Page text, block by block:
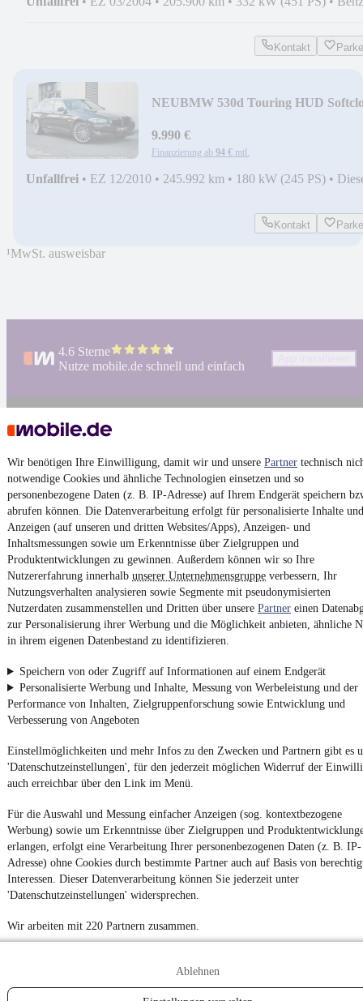
Wir benötigen Ihre Einwilligung, damit wir und unsere Partner technisch
notwendige Cookies und ähnliche Technologien einsetzen und so
personenbezogene Daten (z. B. IP-Adresse) auf Ihrem Endgerät speichern
abrufen können. Die Datenverarbeitung erfolgt für personalisierte Inhalte und
Anzeigen (auf unseren und dritten Websites/Apps), Anzeigen- und
Inhaltsmessungen sowie um Erkenntnisse über Zielgruppen und
Produktentwicklungen zu gewinnen. Außerdem können wir so Ihre
Nutzererfahrung innerhalb unserer Unternehmensgruppe verbessern, Ihr
Nutzungsverhalten analysieren sowie Segmente mit pseudonymisierten
Nutzerdaten zusammenstellen und Dritten über unsere Partner einen
zur Personalisierung ihrer Werbung und die Möglichkeit anbieten, ähnliche
in ihrem eigenen Datenbestand zu identifizieren.
Speichern von oder Zugriff auf Informationen auf einem Endgerät
Personalisierte Werbung und Inhalte, Messung von Werbeleistung und der
Performance von Inhalten, Zielgruppenforschung sowie Entwicklung und
Verbesserung von Angeboten
Einstellmöglichkeiten und mehr Infos zu den Zwecken und Partnern gibt es
'Datenschutzeinstellungen', für den jederzeit möglichen Widerruf der
auch erreichbar über den Link im Menü.
Für die Auswahl und Messung einfacher Anzeigen (sog. kontextbezogene
Werbung) sowie um Erkenntnisse über Zielgruppen und
erlangen, erfolgt eine Verarbeitung Ihrer personenbezogenen Daten (z. B. IP-
Adresse) ohne Cookies durch bestimmte Partner auch auf Basis von
Interessen. Dieser Datenverarbeitung können Sie jederzeit unter
'Datenschutzeinstellungen' widersprechen.
Wir arbeiten mit 220 Partnern zusammen.
Ablehnen
Kontakt
NEUBMW 530d Touring HUD
9.990 €
Finanzierung ab 94 € mtl.
Unfallfrei • EZ 12/2010 • 245.992 km • 180 kW (245 PS) •
Kontakt
¹MwSt. ausweisbar
4.6 Sterne
Nutze mobile.de schnell und einfach
Impressum
Vertrag widerrufen
Datenschutz
Erklärung zur Barrierefreiheit
Report Security Vulnerability (English)
Powered by
Leasing-Angebote, gibt es bei mobile.de